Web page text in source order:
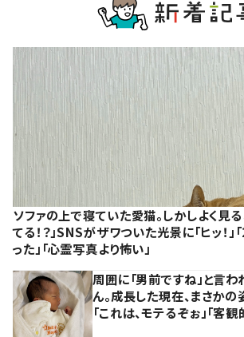
ソファの上で寝ていた愛猫。しかしよく見
てる！？」SNSがザワついた光景に「ヒッ！
った」「心霊写真より怖い」
周囲に「男前ですね」と言
ん。成長した現在、まさかの
「これは、モテるぞぉ」「客